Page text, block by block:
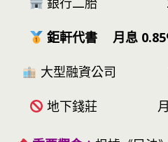
鉅軒代書 月息
大型融資公司
地下錢莊